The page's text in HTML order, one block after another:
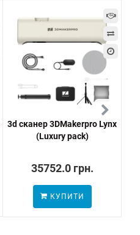
3d сканер 3DMakerpro Lynx
(Luxury pack)
35752.0 грн.
КУПИТИ